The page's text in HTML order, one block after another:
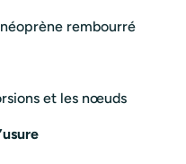
rembourré
et les nœuds